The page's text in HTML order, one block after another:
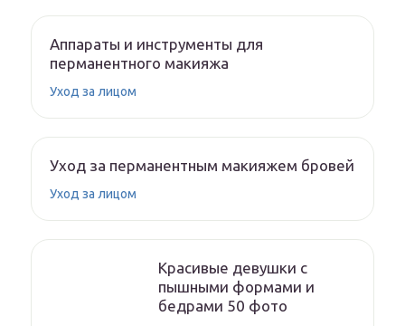
Аппараты и инструменты для
перманентного макияжа
Уход за лицом
Уход за перманентным макияжем бровей
Уход за лицом
Красивые девушки с
пышными формами и
бедрами 50 фото